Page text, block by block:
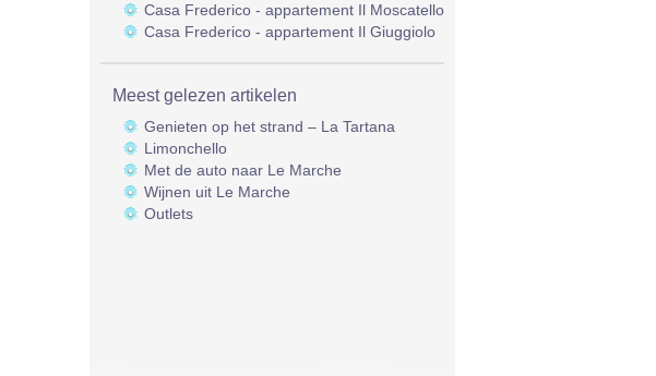
Casa Frederico - appartement Il Moscatello
Casa Frederico - appartement Il Giuggiolo
Meest gelezen artikelen
Genieten op het strand – La Tartana
Limonchello
Met de auto naar Le Marche
Wijnen uit Le Marche
Outlets